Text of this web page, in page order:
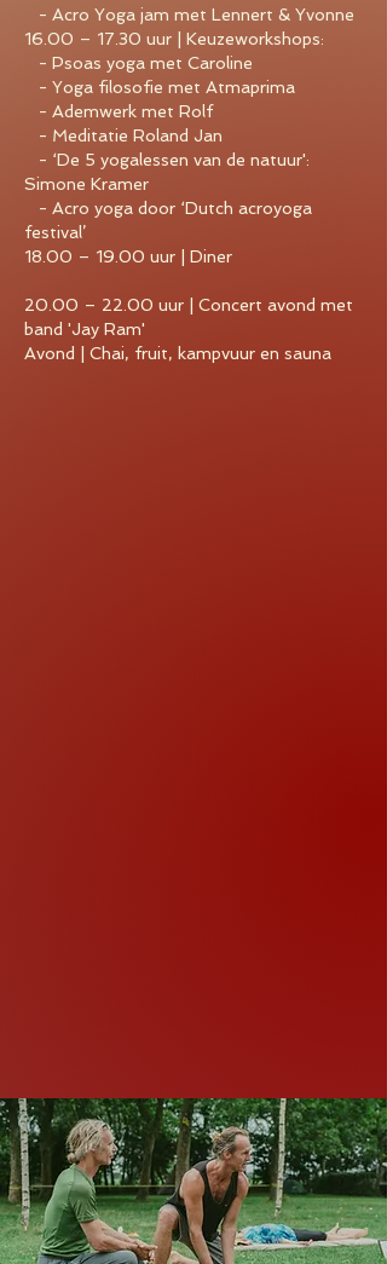
- Acro Yoga jam met Lennert & Yvonne
16.00 – 17.30 uur | Keuzeworkshops:
- Psoas yoga met Caroline
- Yoga filosofie met Atmaprima
- Ademwerk met Rolf
- Meditatie Roland Jan
- ‘De 5 yogalessen van de natuur':
Simone Kramer
- Acro yoga door ‘Dutch acroyoga
festival’
18.00 – 19.00 uur | Diner
20.00 – 22.00 uur | Concert avond met
band 'Jay Ram'
Avond | Chai, fruit, kampvuur en sauna